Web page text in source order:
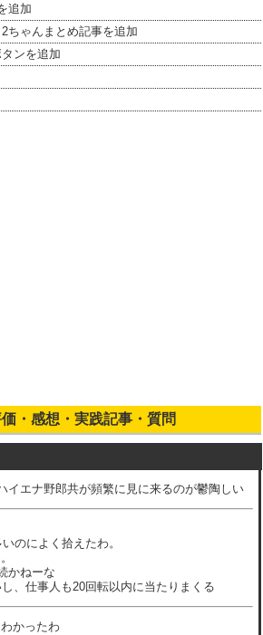
追加
ゃんまとめ記事を追加
ンを追加
・感想・実践記事・質問
イエナ野郎共が頻繁に見に来るのが鬱陶しい
のによく拾えたわ。
かねーな
、仕事人も20回転以内に当たりまくる
かったわ